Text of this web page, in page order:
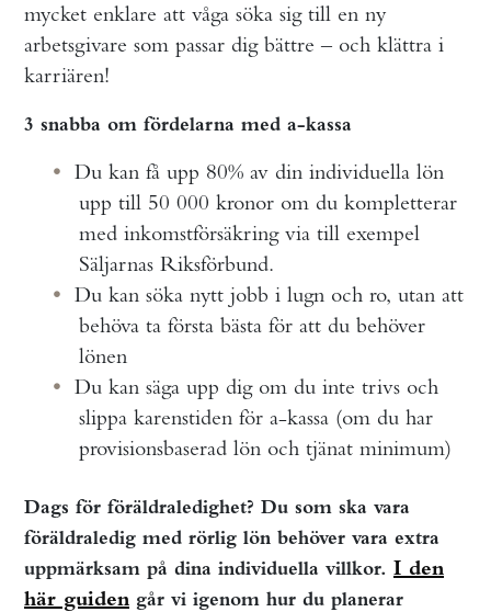
mycket enklare att våga söka sig till en ny
arbetsgivare som passar dig bättre – och klättra i
karriären!
3 snabba om fördelarna med a-kassa
Du kan få upp 80% av din individuella lön
upp till 50 000 kronor om du kompletterar
med inkomstförsäkring via till exempel
Säljarnas Riksförbund.
Du kan söka nytt jobb i lugn och ro, utan att
behöva ta första bästa för att du behöver
lönen
Du kan säga upp dig om du inte trivs och
slippa karenstiden för a-kassa (om du har
provisionsbaserad lön och tjänat minimum)
Dags för föräldraledighet? Du som ska vara
föräldraledig med rörlig lön behöver vara extra
uppmärksam på dina individuella villkor. I den
här guiden går vi igenom hur du planerar